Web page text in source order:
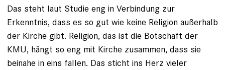
Das steht laut Studie eng in Verbindung zur
Erkenntnis, dass es so gut wie keine Religion außerhalb
der Kirche gibt. Religion, das ist die Botschaft der
KMU, hängt so eng mit Kirche zusammen, dass sie
beinahe in eins fallen. Das sticht ins Herz vieler